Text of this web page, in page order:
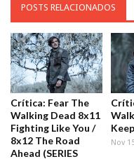
POSTS RELACIONADOS
Crítica: Fear The
Walking Dead 8x11
Fighting Like You /
8x12 The Road
Ahead (SERIES
Nov